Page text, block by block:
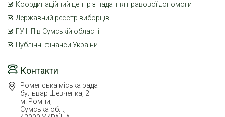
Контакти
Роменська міська рада
бульвар Шевченка, 2
м. Ромни,
Сумська обл.,
Координаційний центр з надання правової допомоги
Державний реєстр виборців
ГУ НП в Сумській області
Публічні фінанси України